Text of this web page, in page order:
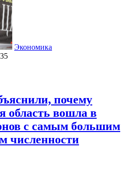
Экономика
почему
область вошла в
с самым большим
численности